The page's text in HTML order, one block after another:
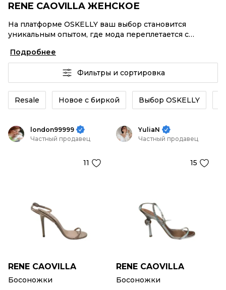
RENE CAOVILLA ЖЕНСКОЕ
На платформе OSKELLY ваш выбор становится
уникальным опытом, где мода переплетается с
аутентификация каждого заказа – RENE CAOVILLA
Женское от селлеров OSKELLY с быстрой доставкой
по России. Ваш стиль не ждет, и мы тоже! Винтажные
изделия или RENE CAOVILLA Женское из новых
коллекций – заказывайте на сайте или в приложении
OSKELLY с целой экосистемой инструментов.
Подробнее
Фильтры и сортировка
Resale Новое с биркой Выбор OSKELLY
london99999
Частный продавец
11
RENE CAOVILLA
Босоножки
YuliaN
Частный продавец
15
RENE CAOVILLA
Босоножки